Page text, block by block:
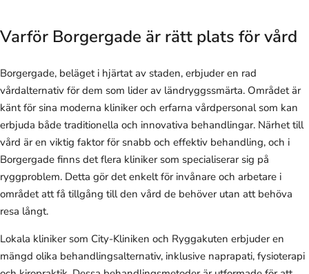
Varför Borgergade är rätt plats för vård
Borgergade, beläget i hjärtat av staden, erbjuder en rad
vårdalternativ för dem som lider av ländryggssmärta. Området är
känt för sina moderna kliniker och erfarna vårdpersonal som kan
erbjuda både traditionella och innovativa behandlingar. Närhet till
vård är en viktig faktor för snabb och effektiv behandling, och i
Borgergade finns det flera kliniker som specialiserar sig på
ryggproblem. Detta gör det enkelt för invånare och arbetare i
området att få tillgång till den vård de behöver utan att behöva
resa långt.
Lokala kliniker som City-Kliniken och Ryggakuten erbjuder en
mängd olika behandlingsalternativ, inklusive naprapati, fysioterapi